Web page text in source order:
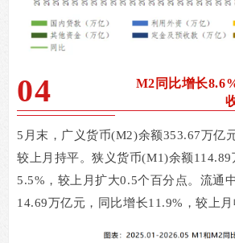
04 M2 同比增长
5 月末，广义货币(M2)余额353.67万亿
较上月持平。狭义货币(M1)余额114.89
5.5% ，较上月扩大0.5个百分点。流通
14.69万亿元，同比增长11.9% ，较上